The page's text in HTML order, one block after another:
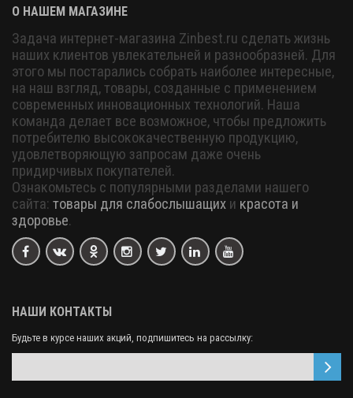
О НАШЕМ МАГАЗИНЕ
Задача интернет-магазина Zinbest.ru сделать жизнь
наших клиентов увлекательней и разнообразней. Для
этого мы постарались собрать наиболее интересные,
на наш взгляд, товары, созданные с применением
современных инновационных технологий. Наша
команда делает все возможное, чтобы предложить
потребителю высококачественную продукцию,
удовлетворяющую запросам даже очень
придирчивых покупателей.
Ознакомьтесь с популярными разделами нашего
сайта: товары для слабослышащих и красота и
здоровье.
НАШИ КОНТАКТЫ
Будьте в курсе наших акций, подпишитесь на рассылку: